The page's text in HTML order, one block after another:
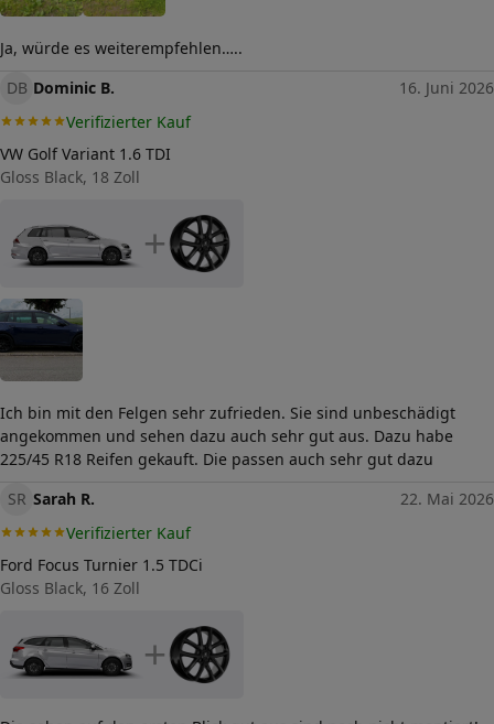
Ja, würde es weiterempfehlen…..
DB Dominic B.
16. Juni 2026
Verifizierter Kauf
VW Golf Variant 1.6 TDI
Gloss Black, 18 Zoll
+
Ich bin mit den Felgen sehr zufrieden. Sie sind unbeschädigt
angekommen und sehen dazu auch sehr gut aus. Dazu habe
225/45 R18 Reifen gekauft. Die passen auch sehr gut dazu
SR Sarah R.
22. Mai 2026
Verifizierter Kauf
Ford Focus Turnier 1.5 TDCi
Gloss Black, 16 Zoll
+